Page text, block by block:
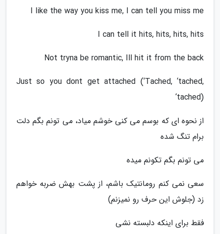
I like the way you kiss me, I can tell you miss me
I can tell it hits, hits, hits, hits
Not tryna be romantic, Ill hit it from the back
Just so you dont get attached (‘Tached, ‘tached,
‘tached)
از نحوه ای که بوسم می کنی خوشم میاد، می تونم بگم دلت
برام تنگ شده
می تونم بگم تکونم میده
سعی نمی کنم رومانتیک باشم، از پشت بهش ضربه خواهم
زد (جلوش این حرف رو نمیزنم)
فقط برای اینکه دلبسته نشی